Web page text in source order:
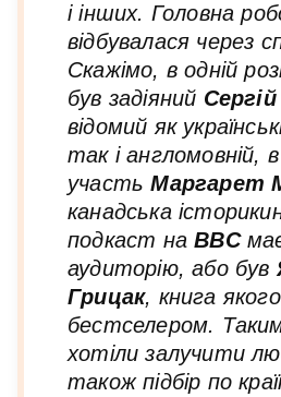
і інших. Головна
відбувалася через
Скажімо, в одній
був задіяний
відомий як
так і англомовній,
участьМаргарет
канадська
подкаст наBBC
аудиторію, або був
Грицак, книга
бестселером.
хотіли залучити
також підбір по